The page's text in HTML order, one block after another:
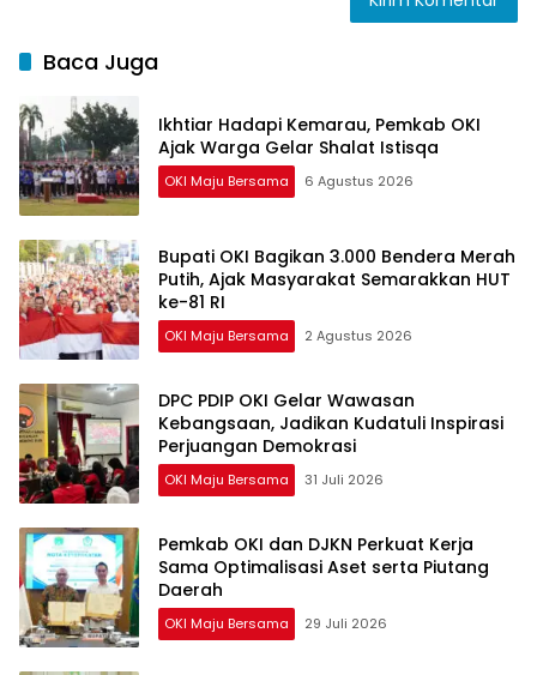
Baca Juga
Ikhtiar Hadapi Kemarau, Pemkab OKI
Ajak Warga Gelar Shalat Istisqa
OKI Maju Bersama 6 Agustus 2026
Bupati OKI Bagikan 3.000 Bendera Merah
Putih, Ajak Masyarakat Semarakkan HUT
ke-81 RI
OKI Maju Bersama 2 Agustus 2026
DPC PDIP OKI Gelar Wawasan
Kebangsaan, Jadikan Kudatuli Inspirasi
Perjuangan Demokrasi
OKI Maju Bersama 31 Juli 2026
Pemkab OKI dan DJKN Perkuat Kerja
Sama Optimalisasi Aset serta Piutang
Daerah
OKI Maju Bersama 29 Juli 2026